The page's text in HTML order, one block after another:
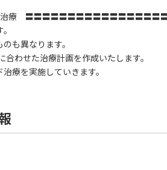
療 〓〓〓〓〓〓〓〓〓〓〓〓〓〓〓〓
も異なります。
わせた治療計画を作成いたします。
療を実施していきます。